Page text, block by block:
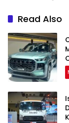
Read Also